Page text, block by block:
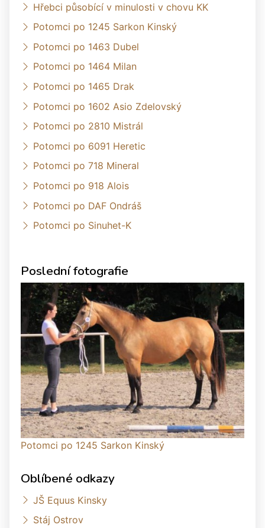
Hřebci působící v minulosti v chovu KK
Potomci po 1245 Sarkon Kinský
Potomci po 1463 Dubel
Potomci po 1464 Milan
Potomci po 1465 Drak
Potomci po 1602 Asio Zdelovský
Potomci po 2810 Mistrál
Potomci po 6091 Heretic
Potomci po 718 Mineral
Potomci po 918 Alois
Potomci po DAF Ondráš
Potomci po Sinuhet-K
Poslední fotografie
Potomci po 1245 Sarkon Kinský
Oblíbené odkazy
JŠ Equus Kinsky
Stáj Ostrov